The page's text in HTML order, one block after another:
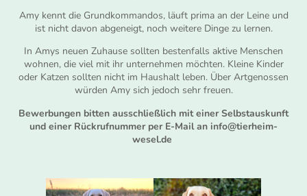
Amy kennt die Grundkommandos, läuft prima an der Leine und
ist nicht davon abgeneigt, noch weitere Dinge zu lernen.
In Amys neuen Zuhause sollten bestenfalls aktive Menschen
wohnen, die viel mit ihr unternehmen möchten. Kleine Kinder
oder Katzen sollten nicht im Haushalt leben. Über Artgenossen
würden Amy sich jedoch sehr freuen.
Bewerbungen bitten ausschließlich mit einer Selbstauskunft
und einer Rückrufnummer per E-Mail an info@tierheim-
wesel.de